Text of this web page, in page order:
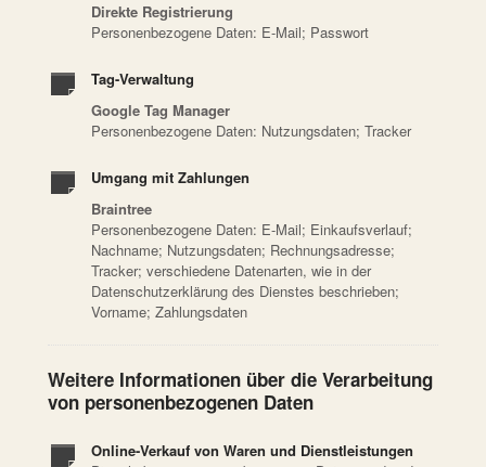
Direkte Registrierung
Personenbezogene Daten: E-Mail; Passwort
Tag-Verwaltung
Google Tag Manager
Personenbezogene Daten: Nutzungsdaten; Tracker
Umgang mit Zahlungen
Braintree
Personenbezogene Daten: E-Mail; Einkaufsverlauf;
Nachname; Nutzungsdaten; Rechnungsadresse;
Tracker; verschiedene Datenarten, wie in der
Datenschutzerklärung des Dienstes beschrieben;
Vorname; Zahlungsdaten
Weitere Informationen über die Verarbeitung
von personenbezogenen Daten
Online-Verkauf von Waren und Dienstleistungen